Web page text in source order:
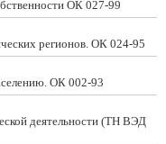
ОК 027-99
регионов. ОК 024-95
ОК 002-93
деятельности (ТН ВЭД